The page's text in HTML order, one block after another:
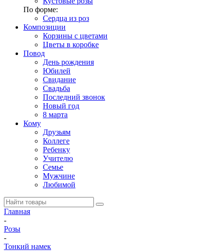
По форме:
Сердца из роз
Композиции
Корзины с цветами
Цветы в коробке
Повод
День рождения
Юбилей
Свидание
Свадьба
Последний звонок
Новый год
8 марта
Кому
Друзьям
Коллеге
Ребенку
Учителю
Семье
Мужчине
Любимой
Главная
-
Розы
-
Тонкий намек